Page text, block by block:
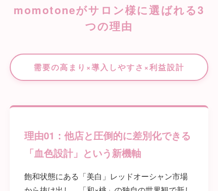
momotoneがサロン様に選ばれる3
つの理由
需要の高まり×導入しやすさ×利益設計
理由01：他店と圧倒的に差別化できる
「血色設計」という新機軸
飽和状態にある「美白」レッドオーシャン市場